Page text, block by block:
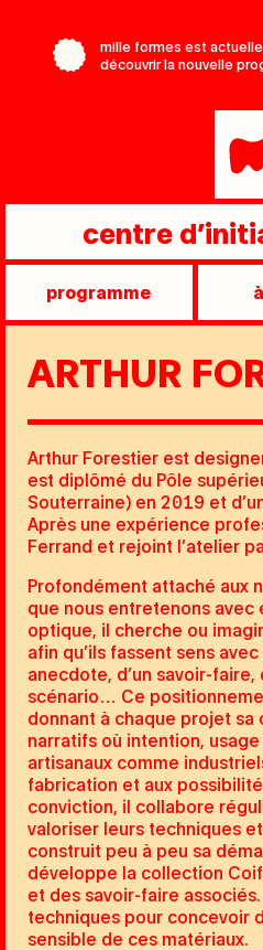
contenu
principal
mille formes est
découvrir la nouvelle
centre
Main
niveau
programme
niveau
ARTHUR
Arthur Forestier est
est diplômé du Pôle
Souterraine) en 2019 et
Après une expérience
Ferrand et rejoint l’atelier
Profondément attaché aux
que nous entretenons avec
optique, il cherche ou
afin qu’ils fassent sens
anecdote, d’un savoir-faire,
scénario… Ce
donnant à chaque projet sa
narratifs où intention,
artisanaux comme
fabrication et aux
conviction, il collabore
valoriser leurs techniques
construit peu à peu sa
développe la collection
et des savoir-faire
techniques pour concevoir
sensible de ces matériaux.